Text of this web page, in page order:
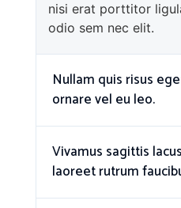
nisi erat porttitor
odio sem nec elit.
Nullam quis risus
ornare vel eu leo.
Vivamus sagittis
laoreet rutrum